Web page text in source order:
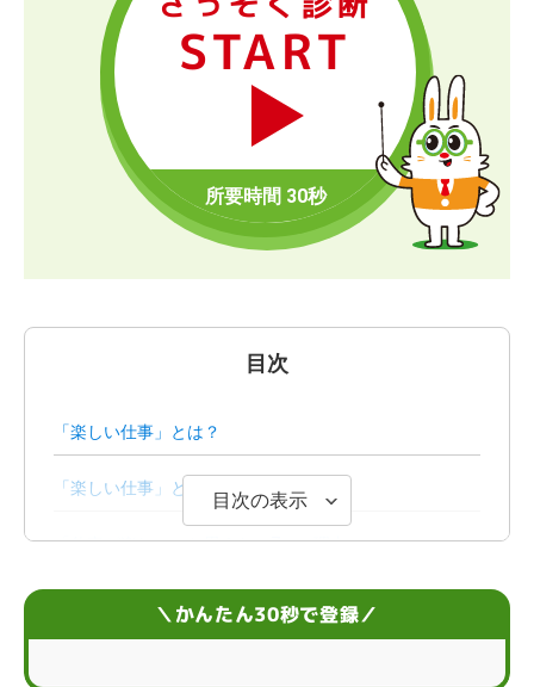
START
目次
「楽しい仕事」とは？
「楽しい仕事」と思える条件7選
「仕事が楽しい」と思えない7つの理由
目次の表示
＼かんたん30秒で登録／